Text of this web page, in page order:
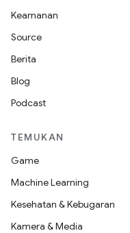
Keamanan
Source
Berita
Blog
Podcast
TEMUKAN
Game
Machine Learning
Kesehatan & Kebugaran
Kamera & Media